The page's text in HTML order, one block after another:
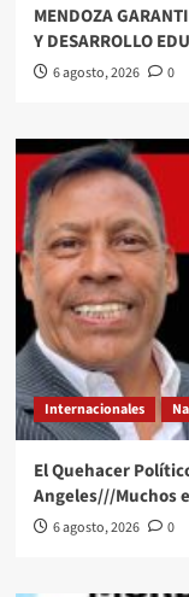
MENDOZA
Y DESARROLLO
6 agosto, 2026 0
Internacionales
El Quehacer
Angeles///Muchos
6 agosto, 2026 0